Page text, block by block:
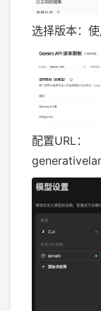
选择版本：
配置URL：